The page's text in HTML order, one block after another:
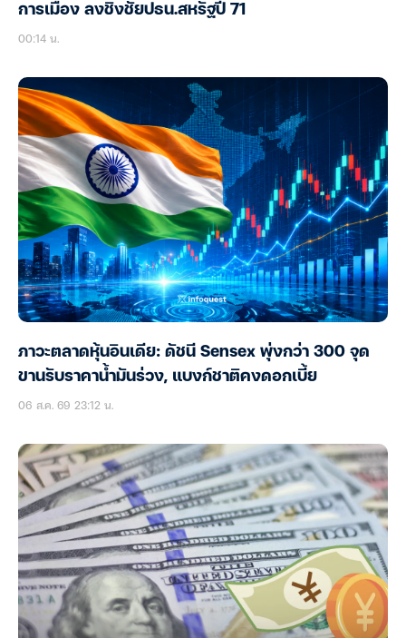
การเมือง ลงชิงชัยปธน.สหรัฐปี 71
00:14 น.
ภาวะตลาดหุ้นอินเดีย: ดัชนี Sensex พุ่งกว่า 300 จุด
ขานรับราคาน้ำมันร่วง, แบงก์ชาติคงดอกเบี้ย
06 ส.ค. 69 23:12 น.